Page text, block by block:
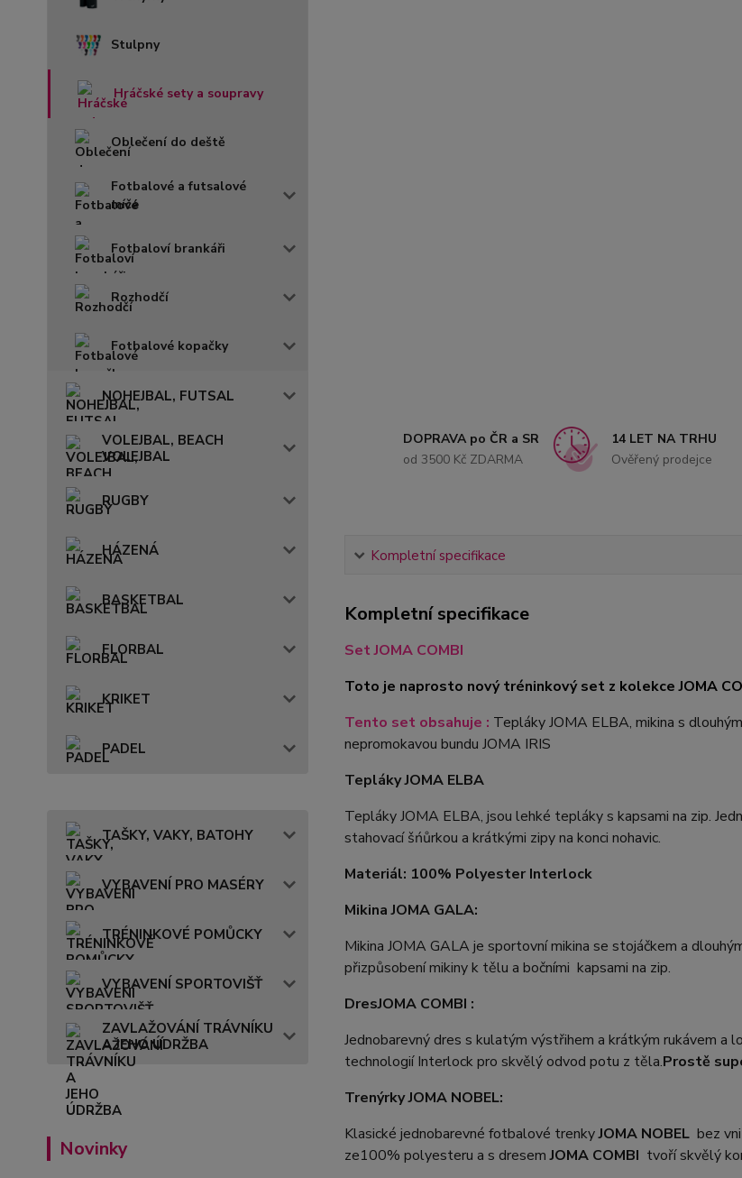
Stulpny
Hráčské sety a soupravy
Oblečení do deště
Fotbalové a futsalové
míče
Fotbaloví brankáři
Rozhodčí
Fotbalové kopačky
NOHEJBAL, FUTSAL
VOLEJBAL, BEACH
VOLEJBAL
RUGBY
HÁZENÁ
BASKETBAL
FLORBAL
KRIKET
PADEL
TAŠKY, VAKY, BATOHY
VYBAVENÍ PRO MASÉRY
TRÉNINKOVÉ POMŮCKY
VYBAVENÍ SPORTOVIŠŤ
ZAVLAŽOVÁNÍ TRÁVNÍKU
A JEHO ÚDRŽBA
Novinky
DOPRAVA po ČR a SR
od 3500 Kč ZDARMA
14 LET NA TRHU
Ověřený prodejce
Kompletní specifikace
Kompletní specifikace
Set JOMA COMBI
Toto je naprosto nový tréninkový set z kolekce JOMA
Tento set obsahuje : Tepláky JOMA ELBA, mikina s
nepromokavou bundu JOMA IRIS
Tepláky JOMA ELBA
Tepláky JOMA ELBA, jsou lehké tepláky s kapsami na zip.
stahovací šńůrkou a krátkými zipy na konci nohavic.
Materiál: 100% Polyester Interlock
Mikina JOMA GALA:
Mikina JOMA GALA je sportovní mikina se stojáčkem a
přizpůsobení mikiny k tělu a bočními kapsami na zip.
DresJOMA COMBI :
Jednobarevný dres s kulatým výstřihem a krátkým rukávem a
technologií Interlock pro skvělý odvod potu z těla.Prostě
Trenýrky JOMA NOBEL:
Klasické jednobarevné fotbalové trenkyJOMA NOBEL bez
ze100% polyesteru a s dresemJOMA COMBI tvoří skvělý